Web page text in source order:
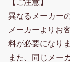
【ご注意】
異なるメーカー
メーカーよりお
料が必要になりま
また、同じメー